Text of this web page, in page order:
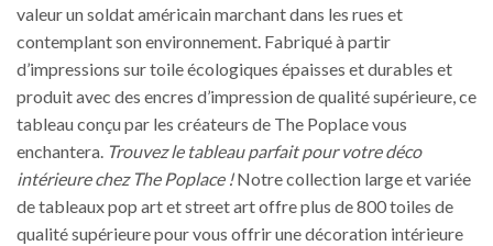
valeur un soldat américain marchant dans les rues et
contemplant son environnement. Fabriqué à partir
d’impressions sur toile écologiques épaisses et durables et
produit avec des encres d’impression de qualité supérieure, ce
tableau conçu par les créateurs de The Poplace vous
enchantera. Trouvez le tableau parfait pour votre déco
intérieure chez The Poplace !Notre collection large et variée
de tableaux pop art et street art offre plus de 800 toiles de
qualité supérieure pour vous offrir une décoration intérieure